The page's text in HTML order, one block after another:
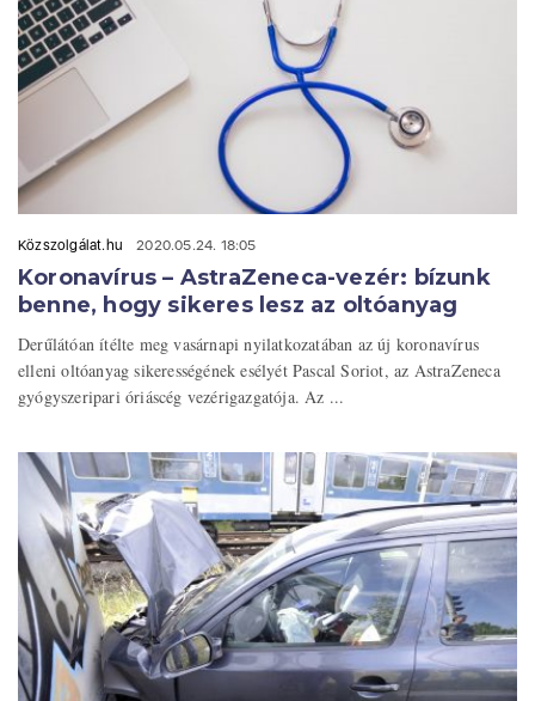
Közszolgálat.hu 2020.05.24. 18:05
Koronavírus – AstraZeneca-vezér: bízunk
benne, hogy sikeres lesz az oltóanyag
Derűlátóan ítélte meg vasárnapi nyilatkozatában az új koronavírus
elleni oltóanyag sikerességének esélyét Pascal Soriot, az AstraZeneca
gyógyszeripari óriáscég vezérigazgatója. Az ...